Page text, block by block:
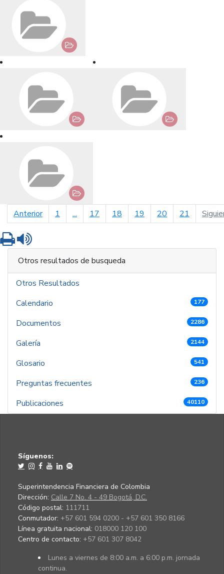
Anteriorpágina anterior
1 ... 17 18 19 20 21
Imprimir
Otros resultados de busqueda
Otros Resultados
Calendario
177
Documentos 2286
Galería 2144
Glosario 541
Preguntas frecuentes 236
Publicaciones 40110
Síguenos:
Superintendencia Financiera de Colombia
Dirección: Calle 7 No. 4 - 49 Bogotá, D.C.
Código postal: 111711
Conmutador: +57 601 594 0200 - +57 601 350 8166
Línea gratuita nacional: 018000 120 100
Centro de contacto: +57 601 307 8042
Lunes a viernes de 8:00 a.m. a 6:00 p.m. jornada
continua.